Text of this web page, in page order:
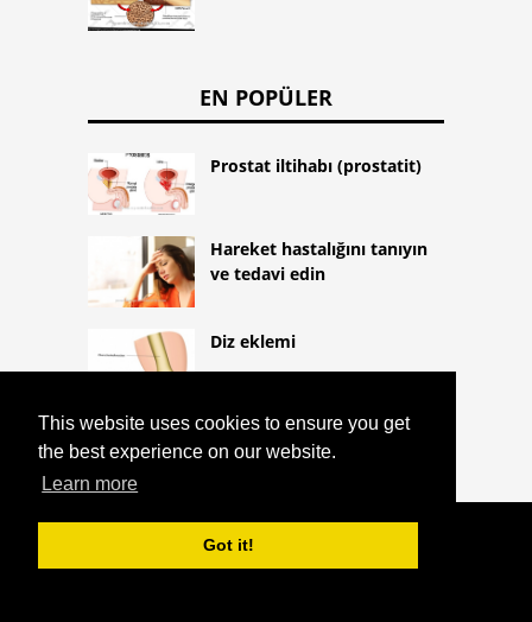
This website uses cookies to ensure you get
the best experience on our website.
Learn more
Got it!
EN POPÜLER
Prostat iltihabı (prostatit)
Hareket hastalığını tanıyın
ve tedavi edin
Diz eklemi
COPYRIGHT 2026 HTTPS://CQLIFE.NET